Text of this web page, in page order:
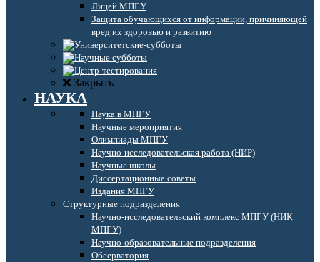
Лицей МПГУ
Защита обучающихся от информации, причиняющей
вред их здоровью и развитию
Закрыть
НАУКА
Наука в МПГУ
Научные мероприятия
Олимпиады МПГУ
Научно-исследовательская работа (НИР)
Научные школы
Диссертационные советы
Издания МПГУ
Структурные подразделения
Научно-исследовательский комплекс МПГУ (НИК
МПГУ)
Научно-образовательные подразделения
Обсерватория